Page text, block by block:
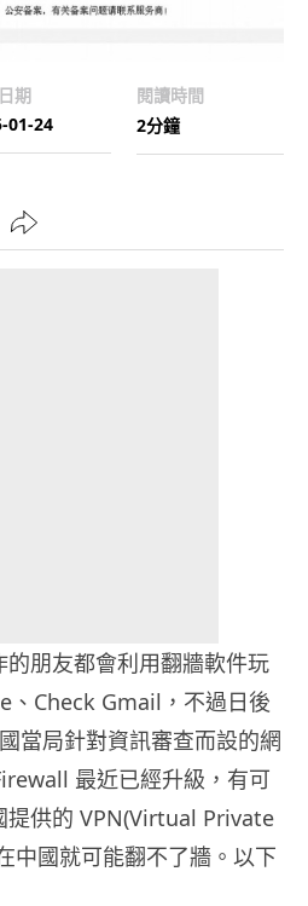
期
01-24
閱讀時間
2分鐘
朋友都會利用翻牆軟件玩
、Check Gmail，不過日後
當局針對資訊審查而設的網
最近已經升級，有可
提供的 VPN(Virtual Private
中國就可能翻不了牆。以下